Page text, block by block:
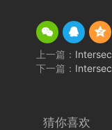
上一篇：
下一篇：
猜你喜欢